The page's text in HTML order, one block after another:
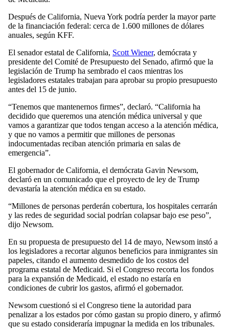
Después de California, Nueva York podría perder la mayor parte
de la financiación federal: cerca de 1.600 millones de dólares
anuales, según KFF.
El senador estatal de California, Scott Wiener, demócrata y
presidente del Comité de Presupuesto del Senado, afirmó que la
legislación de Trump ha sembrado el caos mientras los
legisladores estatales trabajan para aprobar su propio presupuesto
antes del 15 de junio.
“Tenemos que mantenernos firmes”, declaró. “California ha
decidido que queremos una atención médica universal y que
vamos a garantizar que todos tengan acceso a la atención médica,
y que no vamos a permitir que millones de personas
indocumentadas reciban atención primaria en salas de
emergencia”.
El gobernador de California, el demócrata Gavin Newsom,
declaró en un comunicado que el proyecto de ley de Trump
devastaría la atención médica en su estado.
“Millones de personas perderán cobertura, los hospitales cerrarán
y las redes de seguridad social podrían colapsar bajo ese peso”,
dijo Newsom.
En su propuesta de presupuesto del 14 de mayo, Newsom instó a
los legisladores a recortar algunos beneficios para inmigrantes sin
papeles, citando el aumento desmedido de los costos del
programa estatal de Medicaid. Si el Congreso recorta los fondos
para la expansión de Medicaid, el estado no estaría en
condiciones de cubrir los gastos, afirmó el gobernador.
Newsom cuestionó si el Congreso tiene la autoridad para
penalizar a los estados por cómo gastan su propio dinero, y afirmó
que su estado consideraría impugnar la medida en los tribunales.